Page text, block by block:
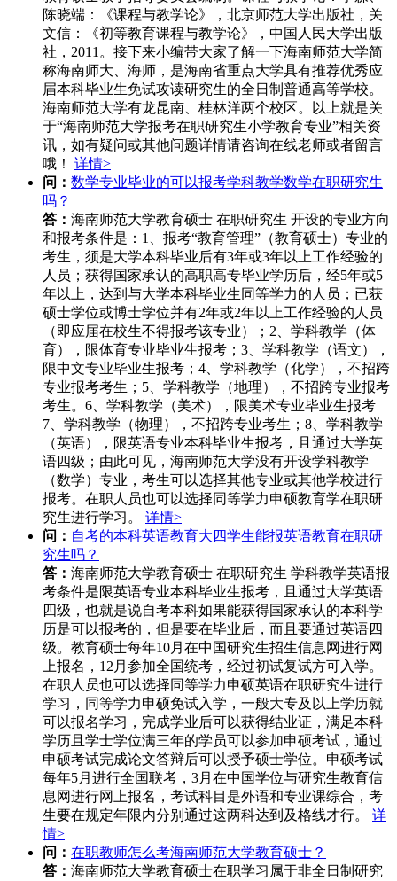
陈晓端：《课程与教学论》，北京师范大学出版社，关
文信：《初等教育课程与教学论》，中国人民大学出版
社，2011。接下来小编带大家了解一下海南师范大学简
称海南师大、海师，是海南省重点大学具有推荐优秀应
届本科毕业生免试攻读研究生的全日制普通高等学校。
海南师范大学有龙昆南、桂林洋两个校区。以上就是关
于“海南师范大学报考在职研究生小学教育专业”相关资
讯，如有疑问或其他问题详情请咨询在线老师或者留言
哦！ 详情>
问： 数学专业毕业的可以报考学科教学数学在职研究生
吗？
答： 海南师范大学教育硕士 在职研究生 开设的专业方向
和报考条件是：1、报考“教育管理”（教育硕士）专业的
考生，须是大学本科毕业后有3年或3年以上工作经验的
人员；获得国家承认的高职高专毕业学历后，经5年或5
年以上，达到与大学本科毕业生同等学力的人员；已获
硕士学位或博士学位并有2年或2年以上工作经验的人员
（即应届在校生不得报考该专业）；2、学科教学（体
育），限体育专业毕业生报考；3、学科教学（语文），
限中文专业毕业生报考；4、学科教学（化学），不招跨
专业报考考生；5、学科教学（地理），不招跨专业报考
考生。6、学科教学（美术），限美术专业毕业生报考
7、学科教学（物理），不招跨专业考生；8、学科教学
（英语），限英语专业本科毕业生报考，且通过大学英
语四级；由此可见，海南师范大学没有开设学科教学
（数学）专业，考生可以选择其他专业或其他学校进行
报考。在职人员也可以选择同等学力申硕教育学在职研
究生进行学习。 详情>
问： 自考的本科英语教育大四学生能报英语教育在职研
究生吗？
答： 海南师范大学教育硕士 在职研究生 学科教学英语报
考条件是限英语专业本科毕业生报考，且通过大学英语
四级，也就是说自考本科如果能获得国家承认的本科学
历是可以报考的，但是要在毕业后，而且要通过英语四
级。教育硕士每年10月在中国研究生招生信息网进行网
上报名，12月参加全国统考，经过初试复试方可入学。
在职人员也可以选择同等学力申硕英语在职研究生进行
学习，同等学力申硕免试入学，一般大专及以上学历就
可以报名学习，完成学业后可以获得结业证，满足本科
学历且学士学位满三年的学员可以参加申硕考试，通过
申硕考试完成论文答辩后可以授予硕士学位。申硕考试
每年5月进行全国联考，3月在中国学位与研究生教育信
息网进行网上报名，考试科目是外语和专业课综合，考
生要在规定年限内分别通过这两科达到及格线才行。 详
情>
问： 在职教师怎么考海南师范大学教育硕士？
答： 海南师范大学教育硕士在职学习属于非全日制研究